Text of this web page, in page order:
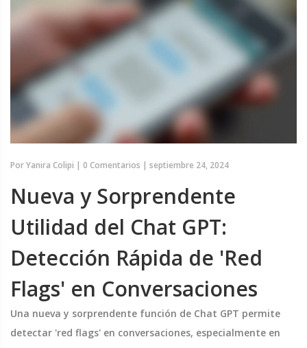
PorYanira Colipi | 0 Comentarios | septiembre 24, 2024
Nueva y Sorprendente
Utilidad del Chat GPT:
Detección Rápida de 'Red
Flags' en Conversaciones
Una nueva y sorprendente función de Chat GPT permite
detectar 'red flags' en conversaciones, especialmente en